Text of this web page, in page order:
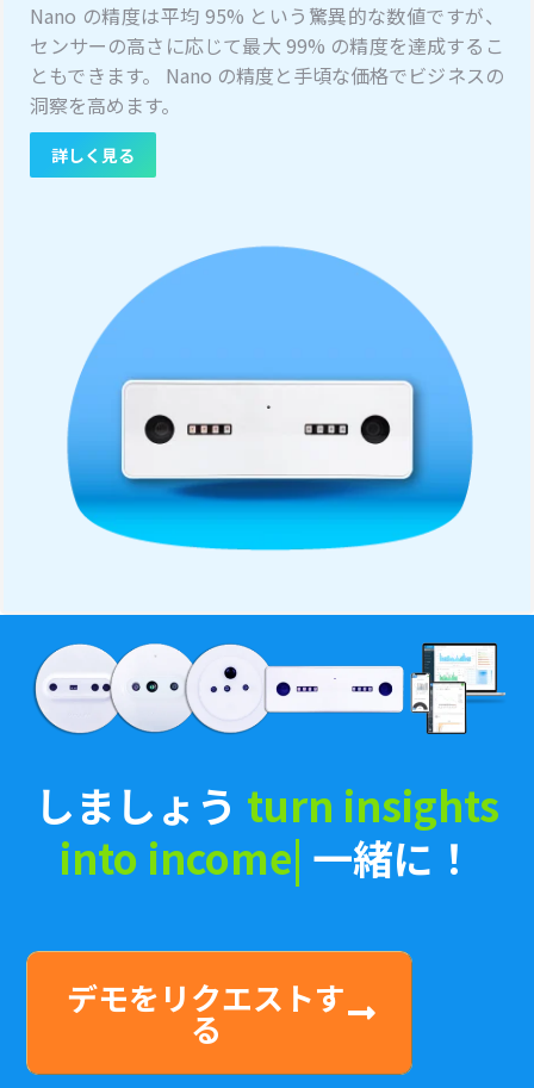
Nano の精度は平均 95% という驚異的な数値ですが、
センサーの高さに応じて最大 99% の精度を達成するこ
ともできます。 Nano の精度と手頃な価格でビジネスの
洞察を高めます。
詳しく見る
しましょうin|一緒に！
デモをリクエストす
る